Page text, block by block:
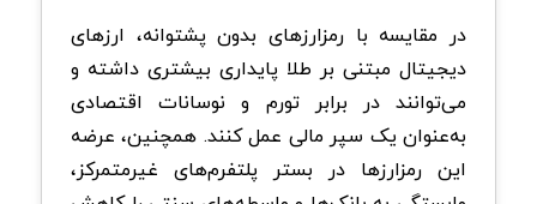
در مقایسه با رمزارزهای بدون پشتوانه، ارزهای
دیجیتال مبتنی بر طلا پایداری بیشتری داشته و
می‌توانند در برابر تورم و نوسانات اقتصادی
به‌عنوان یک سپر مالی عمل کنند. همچنین، عرضه
این رمزارزها در بستر پلتفرم‌های غیرمتمرکز،